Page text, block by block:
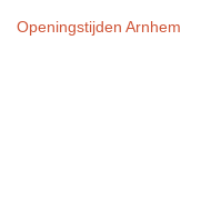
Openingstijden Arnhem